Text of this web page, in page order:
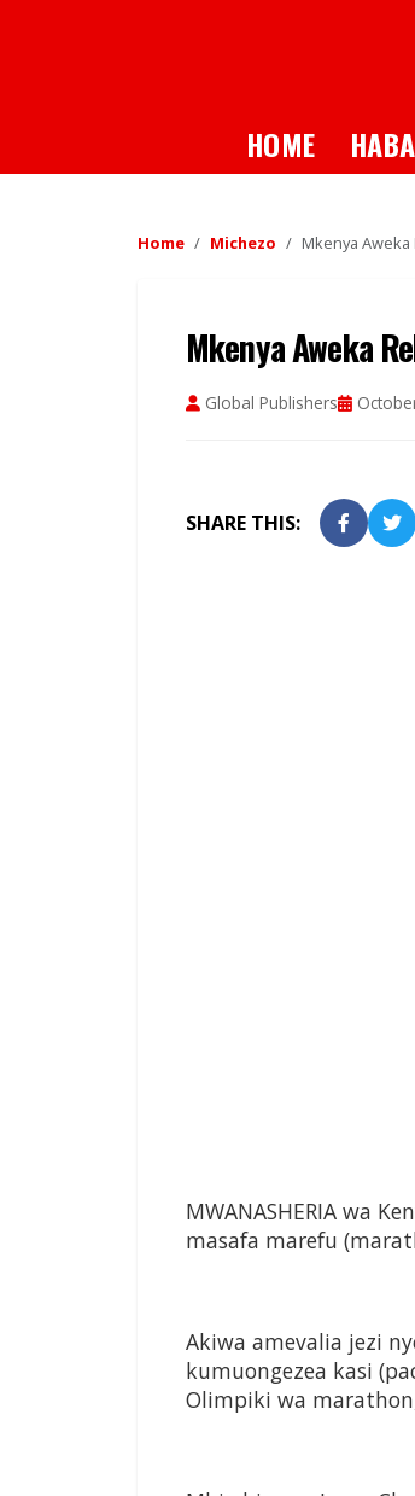
HOME
Home Michezo Mkenya
Mkenya Aweka
Global Publishers
SHARE THIS:
MWANASHERIA wa
masafa marefu
Akiwa amevalia jezi
kumuongezea kasi
Olimpiki wa